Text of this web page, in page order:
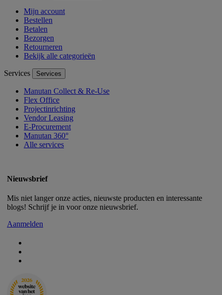
Mijn account
Bestellen
Betalen
Bezorgen
Retourneren
Bekijk alle categorieën
Services Services
Manutan Collect & Re-Use
Flex Office
Projectinrichting
Vendor Leasing
E-Procurement
Manutan 360°
Alle services
Nieuwsbrief
Mis niet langer onze acties, nieuwste producten en interessante
blogs! Schrijf je in voor onze nieuwsbrief.
Aanmelden